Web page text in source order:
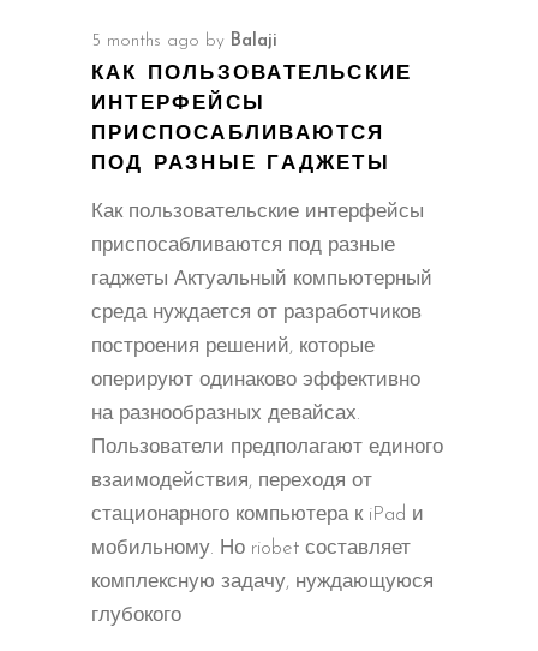
5 months ago by Balaji
КАК ПОЛЬЗОВАТЕЛЬСКИЕ
ИНТЕРФЕЙСЫ
ПРИСПОСАБЛИВАЮТСЯ
ПОД РАЗНЫЕ ГАДЖЕТЫ
Как пользовательские интерфейсы
приспосабливаются под разные
гаджеты Актуальный компьютерный
среда нуждается от разработчиков
построения решений, которые
оперируют одинаково эффективно
на разнообразных девайсах.
Пользователи предполагают единого
взаимодействия, переходя от
стационарного компьютера к iPad и
мобильному. Но riobet составляет
комплексную задачу, нуждающуюся
глубокого